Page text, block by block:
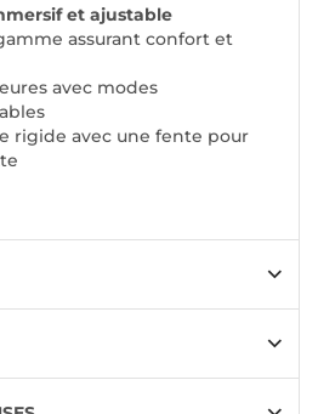
et ajustable
assurant confort et
avec modes
rigide avec une fente pour